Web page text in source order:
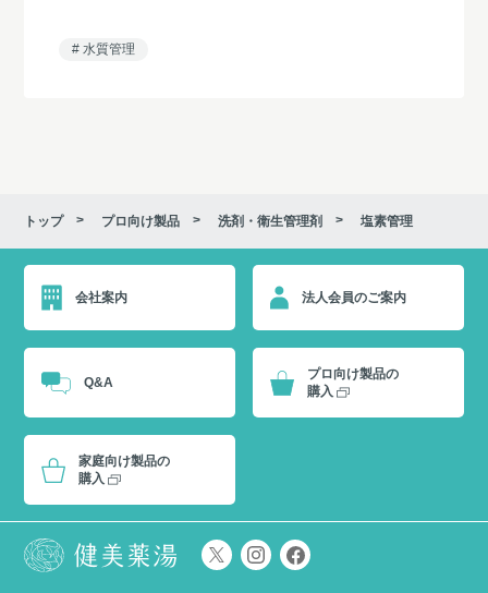
水質管理
トップ プロ向け製品 洗剤・衛生管理剤 塩素管理
会社案内 法人会員のご案内
Q&A
プロ向け製品の
購入
家庭向け製品の
購入